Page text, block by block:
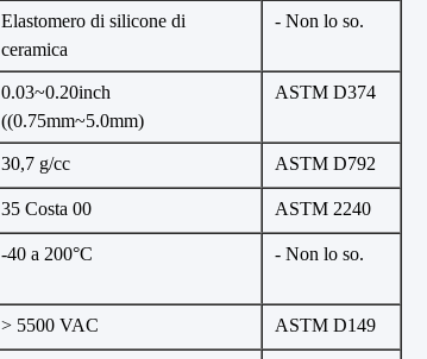
Elastomero di silicone di
ceramica
- Non lo so.
0.03~0.20inch
((0.75mm~5.0mm)
ASTM D374
30,7 g/cc ASTM D792
35 Costa 00 ASTM 2240
-40 a 200°C - Non lo so.
> 5500 VAC ASTM D149